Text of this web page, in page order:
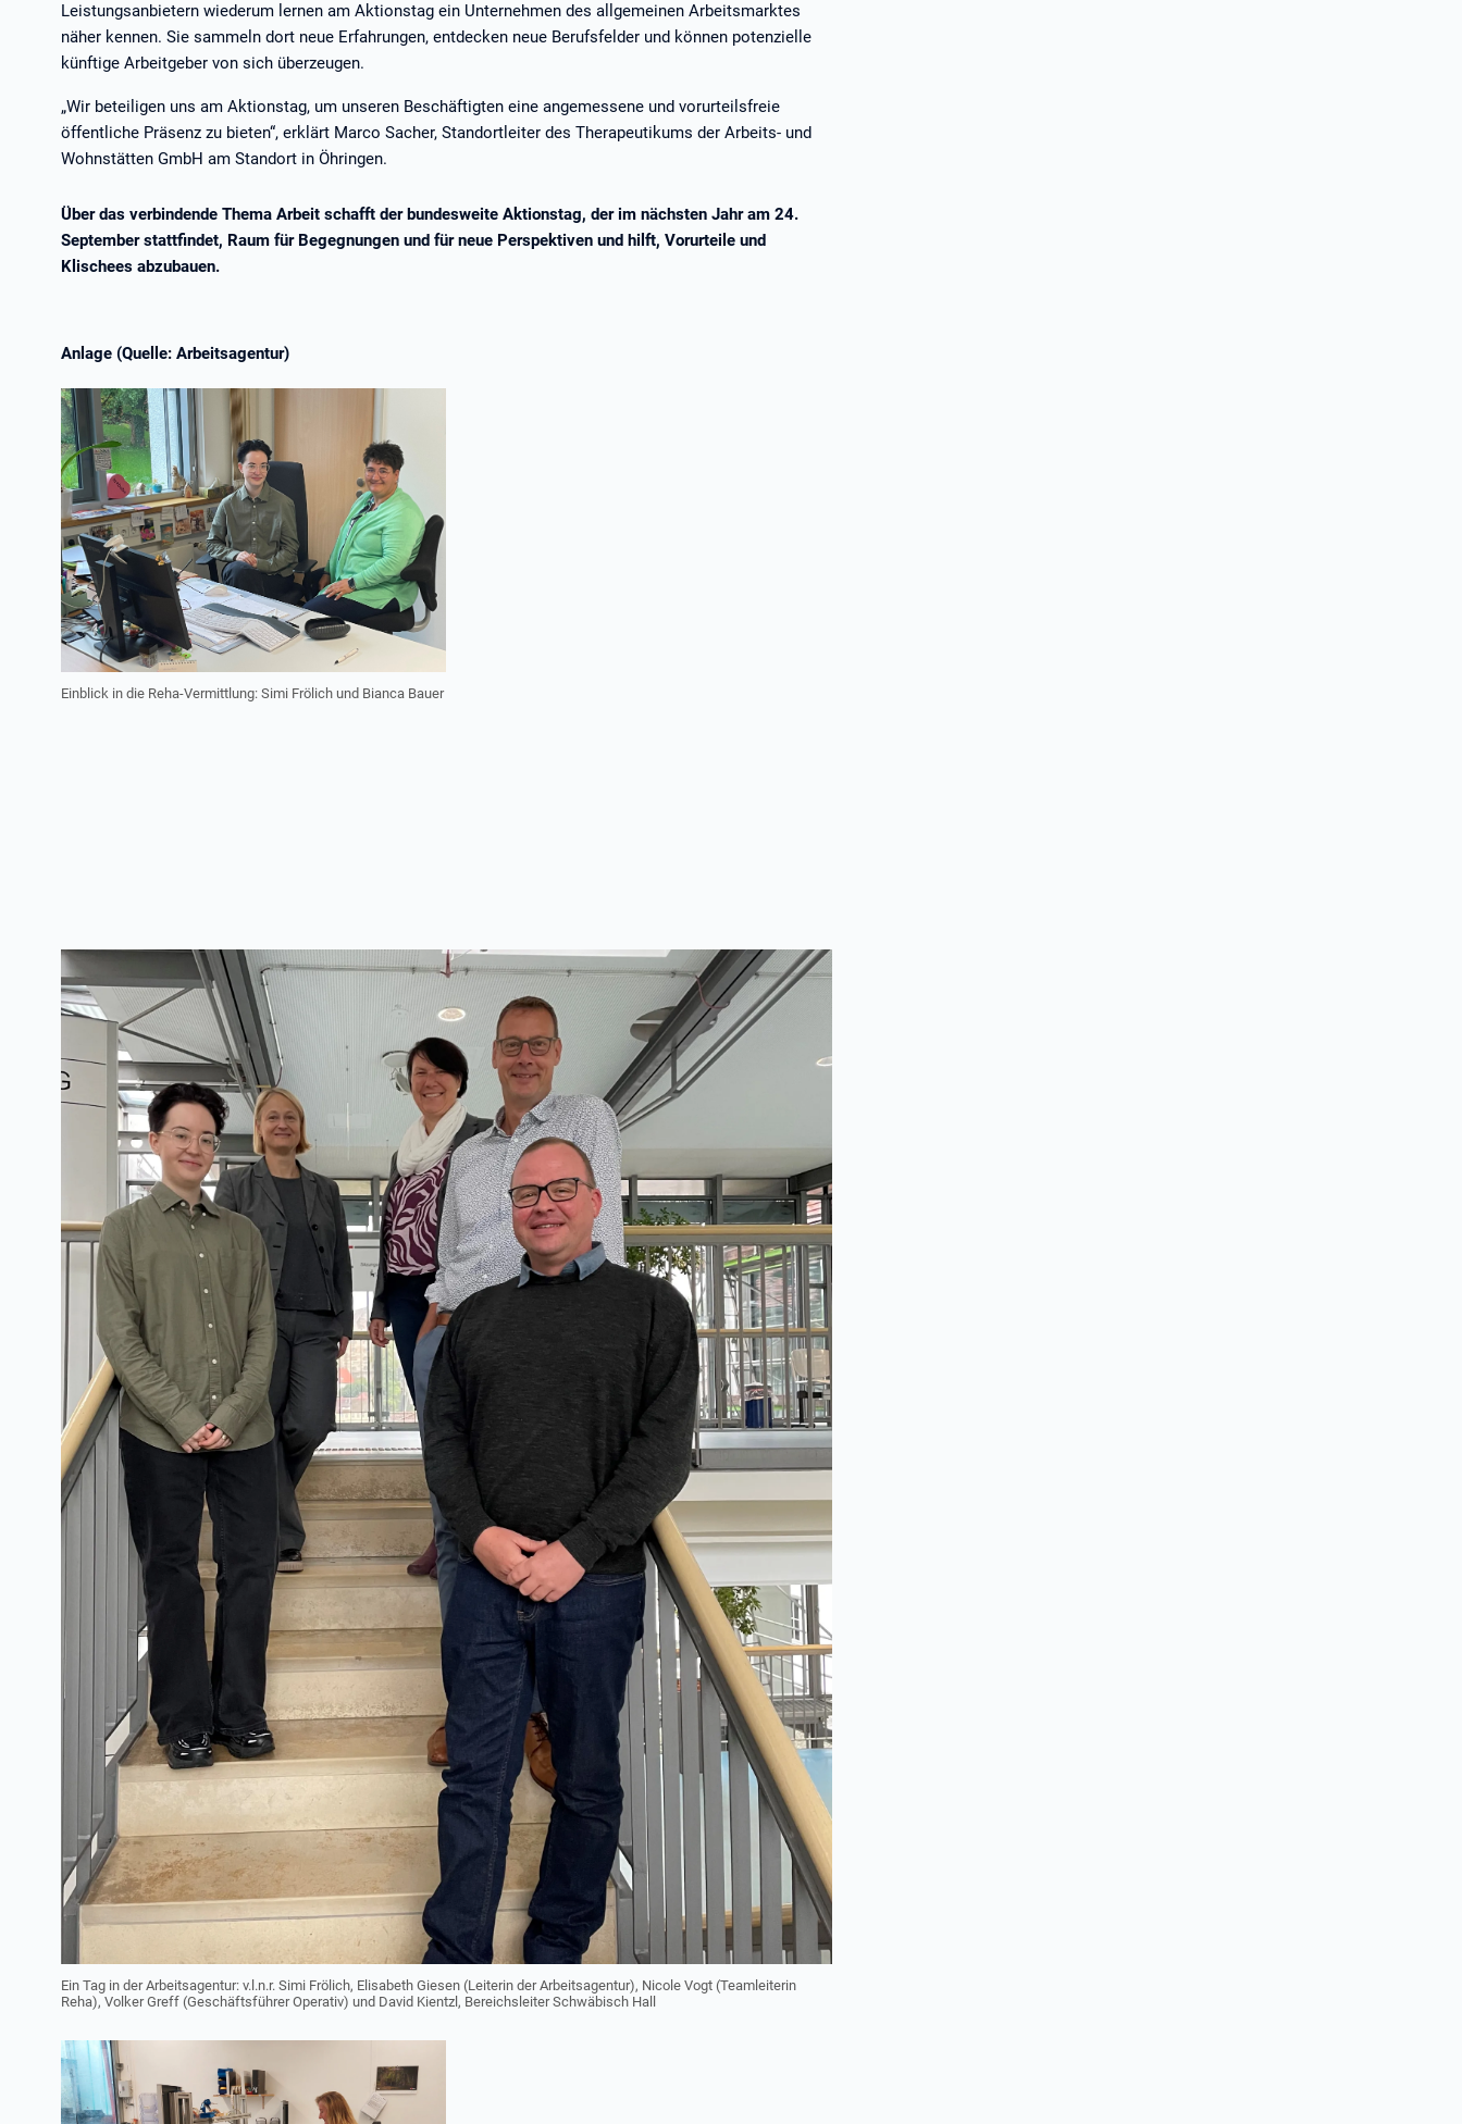
Leistungsanbietern wiederum lernen am Aktionstag ein Unternehmen des allgemeinen Arbeitsmarktes
näher kennen. Sie sammeln dort neue Erfahrungen, entdecken neue Berufsfelder und können potenzielle
künftige Arbeitgeber von sich überzeugen.
„Wir beteiligen uns am Aktionstag, um unseren Beschäftigten eine angemessene und vorurteilsfreie
öffentliche Präsenz zu bieten“, erklärt Marco Sacher, Standortleiter des Therapeutikums der Arbeits- und
Wohnstätten GmbH am Standort in Öhringen.
Über das verbindende Thema Arbeit schafft der bundesweite Aktionstag, der im nächsten Jahr am 24.
September stattfindet, Raum für Begegnungen und für neue Perspektiven und hilft, Vorurteile und
Klischees abzubauen.
Anlage (Quelle: Arbeitsagentur)
Einblick in die Reha-Vermittlung: Simi Frölich und Bianca Bauer
Ein Tag in der Arbeitsagentur: v.l.n.r. Simi Frölich, Elisabeth Giesen (Leiterin der Arbeitsagentur), Nicole Vogt (Teamleiterin
Reha), Volker Greff (Geschäftsführer Operativ) und David Kientzl, Bereichsleiter Schwäbisch Hall